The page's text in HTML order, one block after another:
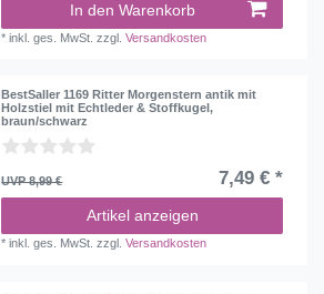
In den Warenkorb
*inkl. ges. MwSt. zzgl.Versandkosten
BestSaller 1169 Ritter Morgenstern antik mit
Holzstiel mit Echtleder & Stoffkugel,
braun/schwarz
UVP 8,99 € 7,49 € *
Artikel anzeigen
*inkl. ges. MwSt. zzgl.Versandkosten